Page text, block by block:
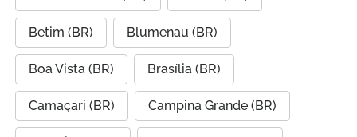
Betim (BR) Blumenau (BR)
Boa Vista (BR) Brasília (BR)
Camaçari (BR) Campina Grande (BR)